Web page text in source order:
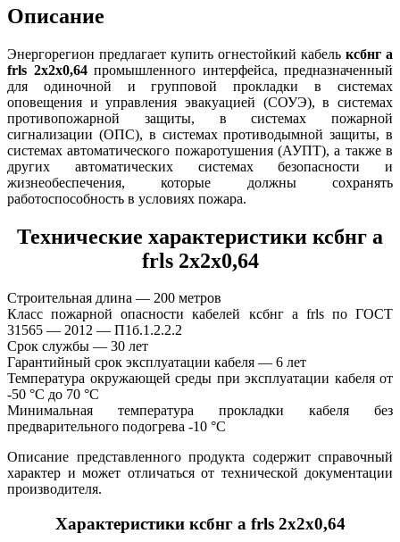
Описание
Энергорегион предлагает купить огнестойкий кабель ксбнг а
frls 2х2х0,64промышленного интерфейса, предназначенный
для одиночной и групповой прокладки в системах
оповещения и управления эвакуацией (СОУЭ), в системах
противопожарной защиты, в системах пожарной
сигнализации (ОПС), в системах противодымной защиты, в
системах автоматического пожаротушения (АУПТ), а также в
других автоматических системах безопасности и
жизнеобеспечения, которые должны сохранять
работоспособность в условиях пожара.
Технические характеристики ксбнг а
frls 2х2х0,64
Строительная длина — 200 метров
Класс пожарной опасности кабелей ксбнг а frls по ГОСТ
31565 — 2012 — П1б.1.2.2.2
Срок службы — 30 лет
Гарантийный срок эксплуатации кабеля — 6 лет
Температура окружающей среды при эксплуатации кабеля от
-50 °С до 70 °С
Минимальная температура прокладки кабеля без
предварительного подогрева -10 °С
Описание представленного продукта содержит справочный
характер и может отличаться от технической документации
производителя.
Характеристики ксбнг а frls 2х2х0,64